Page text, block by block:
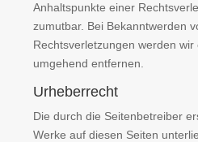
Anhaltspunkte einer
zumutbar. Bei Bekanntwerden
Rechtsverletzungen werden
umgehend entfernen.
Urheberrecht
Die durch die Seitenbetreiber
Werke auf diesen Seiten